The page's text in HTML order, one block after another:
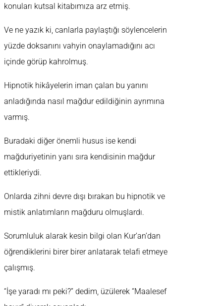
konuları kutsal kitabımıza arz etmiş.
Ve ne yazık ki, canlarla paylaştığı söylencelerin
yüzde doksanını vahyin onaylamadığını acı
içinde görüp kahrolmuş.
Hipnotik hikâyelerin iman çalan bu yanını
anladığında nasıl mağdur edildiğinin ayrımına
varmış.
Buradaki diğer önemli husus ise kendi
mağduriyetinin yanı sıra kendisinin mağdur
ettikleriydi.
Onlarda zihni devre dışı bırakan bu hipnotik ve
mistik anlatımların mağduru olmuşlardı.
Sorumluluk alarak kesin bilgi olan Kur’an’dan
öğrendiklerini birer birer anlatarak telafi etmeye
çalışmış.
“İşe yaradı mı peki?” dedim, üzülerek “Maalesef